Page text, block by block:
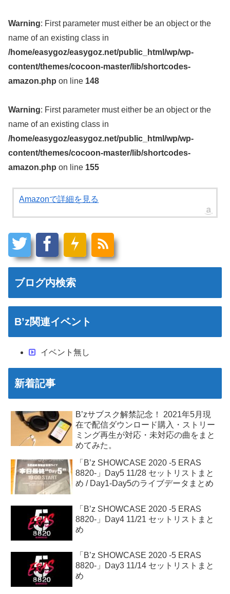
Warning: First parameter must either be an object or the
name of an existing class in
/home/easygoz/easygoz.net/public_html/wp/wp-
content/themes/cocoon-master/lib/shortcodes-
amazon.php on line 148
Warning: First parameter must either be an object or the
name of an existing class in
/home/easygoz/easygoz.net/public_html/wp/wp-
content/themes/cocoon-master/lib/shortcodes-
amazon.php on line 155
Amazonで詳細を見る
ブログ内検索
B’z関連イベント
イベント無し
新着記事
B’zサブスク解禁記念！ 2021年5月現
在で配信ダウンロード購入・ストリー
ミング再生が対応・未対応の曲をまと
めてみた。
「B’z SHOWCASE 2020 -5 ERAS
8820-」Day5 11/28 セットリストまと
め / Day1-Day5のライブデータまとめ
「B’z SHOWCASE 2020 -5 ERAS
8820-」Day4 11/21 セットリストまと
め
「B’z SHOWCASE 2020 -5 ERAS
8820-」Day3 11/14 セットリストまと
め